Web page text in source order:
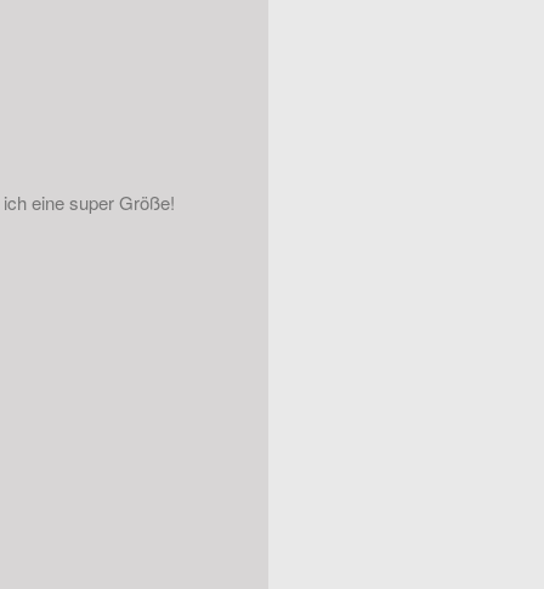
eine super Größe!